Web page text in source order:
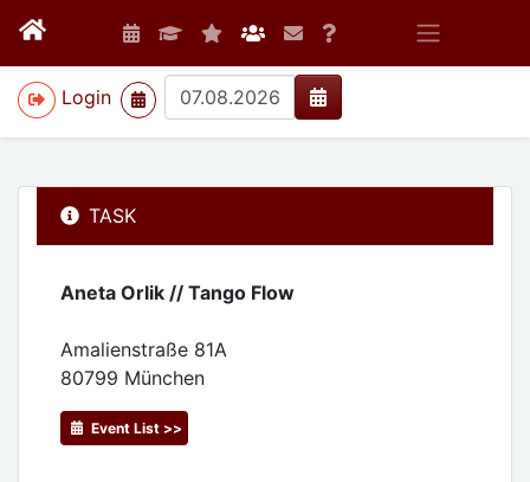
Login
>
TASK
Aneta Orlik // Tango Flow
Amalienstraße 81A
80799 München
Event List >>